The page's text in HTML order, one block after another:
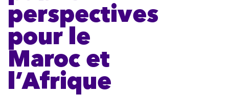
perspectives
pour le
Maroc et
l’Afrique